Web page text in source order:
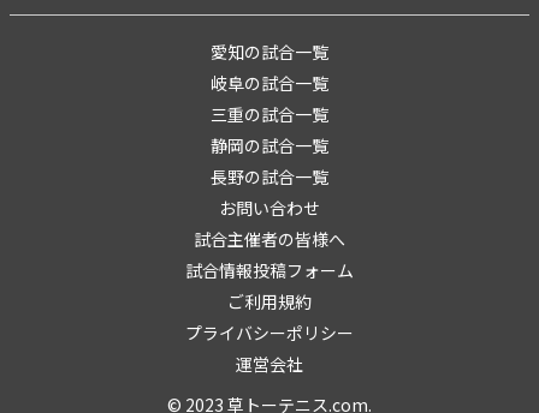
愛知の試合一覧
岐阜の試合一覧
三重の試合一覧
静岡の試合一覧
長野の試合一覧
お問い合わせ
試合主催者の皆様へ
試合情報投稿フォーム
ご利用規約
プライバシーポリシー
運営会社
© 2023 草トーテニス.com.